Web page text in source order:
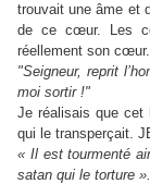
trouvait une âme et
de ce cœur. Les
réellement son cœur.
"Seigneur, reprit
moi sortir !"
Je réalisais que cet
qui le transperçait.
« Il est tourmenté
satan qui le torture ».